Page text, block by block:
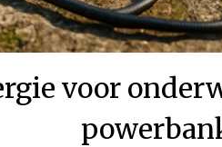
voor